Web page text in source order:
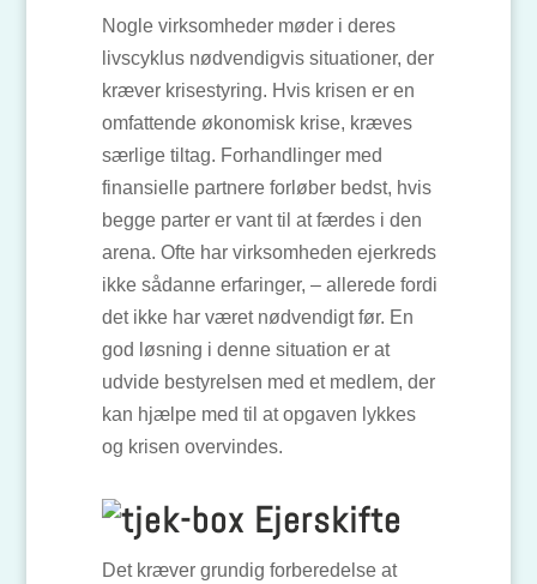
Nogle virksomheder møder i deres
livscyklus nødvendigvis situationer, der
kræver krisestyring. Hvis krisen er en
omfattende økonomisk krise, kræves
særlige tiltag. Forhandlinger med
finansielle partnere forløber bedst, hvis
begge parter er vant til at færdes i den
arena. Ofte har virksomheden ejerkreds
ikke sådanne erfaringer, – allerede fordi
det ikke har været nødvendigt før. En
god løsning i denne situation er at
udvide bestyrelsen med et medlem, der
kan hjælpe med til at opgaven lykkes
og krisen overvindes.
Ejerskifte
Det kræver grundig forberedelse at